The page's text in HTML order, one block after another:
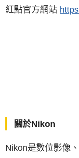
紅點官方網站
關於Nikon
Nikon是數位影像